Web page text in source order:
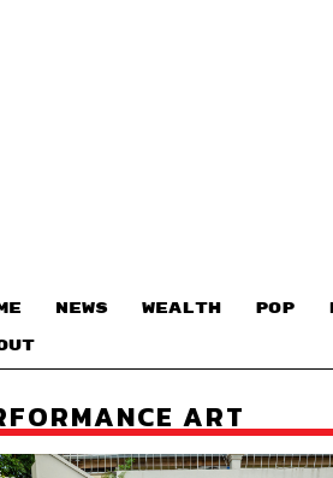
NEWS WEALTH POP
ART